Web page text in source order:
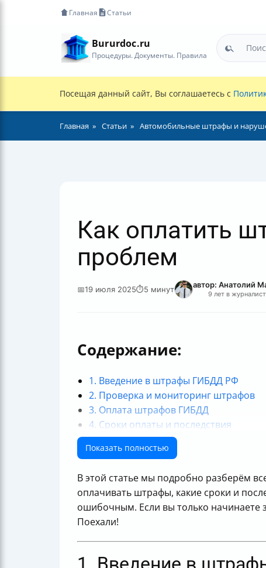
Главная Статьи
Bururdoc.ru
Процедуры. Документы. Правила
Посещая данный сайт, Вы соглашаетесь с
Главная Статьи Автомобильные штрафы и
Как оплатить
проблем
📅19 июля 2025⏱5 минут автор: Анатолий
9 лет в
Содержание:
1. Введение в штрафы ГИБДД РФ
2. Проверка и мониторинг штрафов
3. Оплата штрафов ГИБДД
4. Сроки оплаты и последствия
5. Оспаривание и исправление
6. Дополнительные советы и
Показать полностью
В этой статье мы подробно разберём
оплачивать штрафы, какие сроки и
ошибочным. Если вы только начинаете
Поехали!